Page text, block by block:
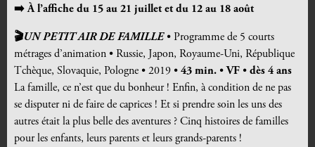
➡️ À l’affiche du 15 au 21 juillet et du 12 au 18 août
🎬UN PETIT AIR DE FAMILLE • Programme de 5 courts
métrages d’animation • Russie, Japon, Royaume-Uni, République
Tchèque, Slovaquie, Pologne • 2019 • 43 min. • VF • dès 4 ans
La famille, ce n’est que du bonheur ! Enfin, à condition de ne pas
se disputer ni de faire de caprices ! Et si prendre soin les uns des
autres était la plus belle des aventures ? Cinq histoires de familles
pour les enfants, leurs parents et leurs grands-parents !